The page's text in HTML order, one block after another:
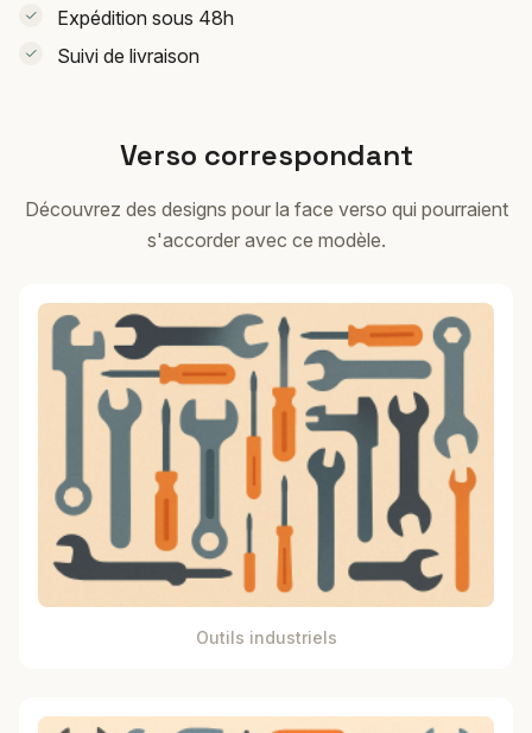
Expédition sous 48h
Suivi de livraison
Verso correspondant
Découvrez des designs pour la face verso qui pourraient
s'accorder avec ce modèle.
Outils industriels